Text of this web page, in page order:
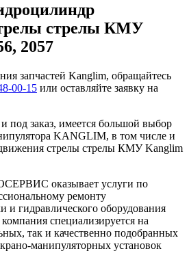
стрелы КМУ
2057
запчастей Kanglim, обращайтесь
00-15 или оставляйте заявку на
под заказ, имеется большой выбор
KANGLIM, в том числе и
стрелы стрелы КМУ Kanglim
оказывает услуги по
ремонту
и гидравлического оборудования
специализируется на
так и качественно подобранных
манипуляторных установок